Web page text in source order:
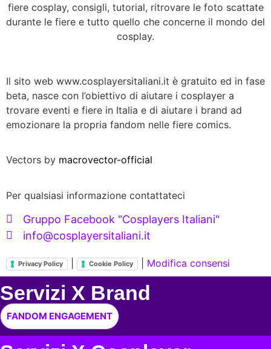
fiere cosplay, consigli, tutorial, ritrovare le foto scattate
durante le fiere e tutto quello che concerne il mondo del
cosplay.
Il sito web www.cosplayersitaliani.it è gratuito ed in fase
beta, nasce con l’obiettivo di aiutare i cosplayer a
trovare eventi e fiere in Italia e di aiutare i brand ad
emozionare la propria fandom nelle fiere comics.
Vectors by macrovector-official
Per qualsiasi informazione contattateci
Gruppo Facebook "Cosplayers Italiani"
info@cosplayersitaliani.it
Privacy Policy Cookie Policy Modifica consensi
Servizi X Brand
FANDOM ENGAGEMENT